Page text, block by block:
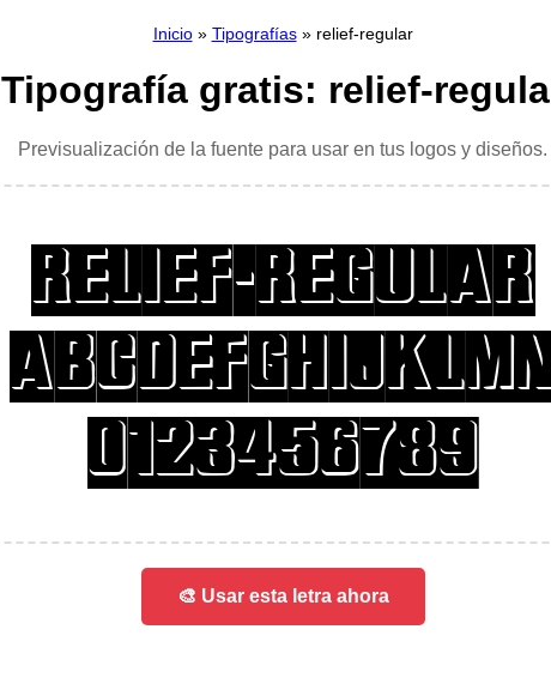
Inicio» Tipografías» relief-regular
Tipografía gratis: relief-
Previsualización de la fuente para usar en tus logos y diseños.
relief-regular
0123456789
🎨 Usar esta letra ahora